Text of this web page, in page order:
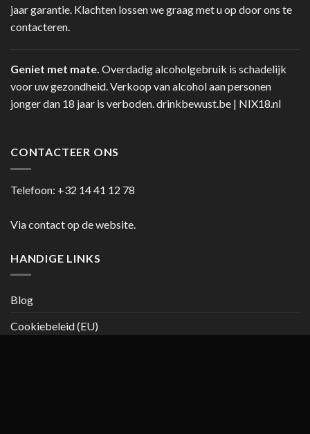
jaar garantie. Klachten lossen we graag met u op door ons te
contacteren.
Geniet met mate. Overdadig alcoholgebruik is schadelijk
voor uw gezondheid. Verkoop van alcohol aan personen
jonger dan 18 jaar is verboden.drinkbewust.be | NIX18.nl
CONTACTEER ONS
Telefoon: +32 14 41 12 78
Via contact op de website.
HANDIGE LINKS
Blog
Cookiebeleid (EU)